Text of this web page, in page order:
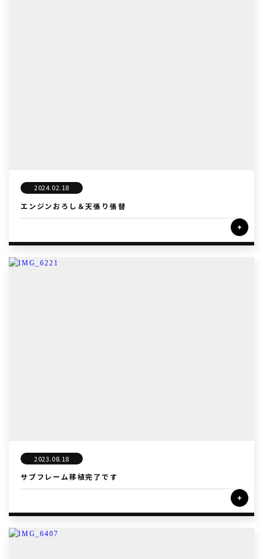
2024.02.18
エンジンおろし＆天張り張替
2023.08.18
サブフレーム移植完了です